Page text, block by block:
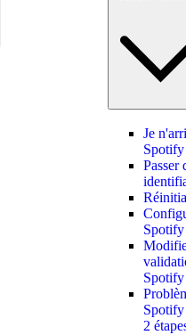
Je
Passer
Spotify
2